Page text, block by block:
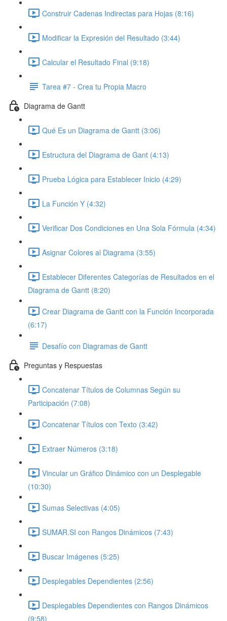
Construir Cadenas Indirectas para Hojas (8:16)
Modificar la Expresión del Resultado (3:44)
Calcular el Resultado Final (9:18)
Tarea #7 - Crea tu Propia Macro
Diagrama de Gantt
Qué Es un Diagrama de Gantt (3:06)
Estructura del Diagrama de Gant (4:13)
Prueba Lógica para Establecer Inicio (4:29)
La Función Y (4:32)
Verificar Dos Condiciones en Una Sola Fórmula (4:34)
Asignar Colores al Diagrama (3:55)
Establecer Diferentes Categorías de Resultados en el
Diagrama de Gantt (8:20)
Crear Diagrama de Gantt con la Función Incorporada
(6:17)
Desafío con Diagramas de Gantt
Preguntas y Respuestas
Concatenar Títulos de Columnas Según su
Participación (7:08)
Concatenar Títulos con Texto (3:42)
Extraer Números (3:18)
Vincular un Gráfico Dinámico con un Desplegable
(10:30)
Sumas Selectivas (4:05)
SUMAR.SI con Rangos Dinámicos (7:43)
Buscar Imágenes (5:25)
Desplegables Dependientes (2:56)
Desplegables Dependientes con Rangos Dinámicos
(9:58)